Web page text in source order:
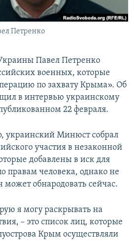
КРЫМА
Петренко
Павел Петренко
военных, которые
по захвату Крыма». Об
в интервью украинскому
22 февраля.
украинский Минюст собрал
участия в незаконной
добавлены в иск для
правам человека, однако не
обнародовать сейчас.
я могу раскрывать на
– это список лиц, которые
Крым осуществляли